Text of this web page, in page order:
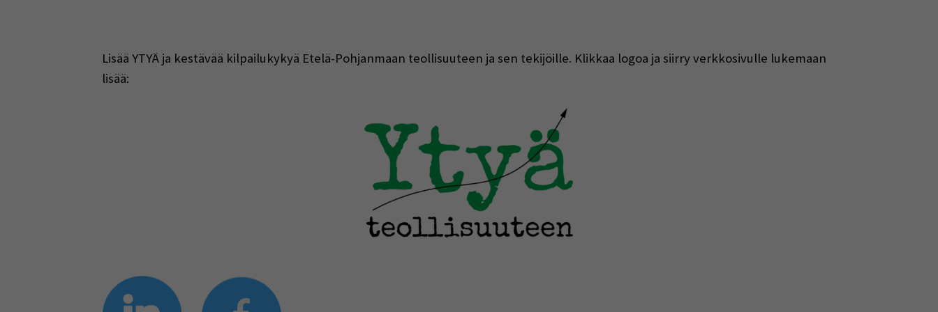
Lisää YTYÄ ja kestävää kilpailukykyä Etelä-Pohjanmaan teollisuuteen ja sen tekijöille. Klikkaa logoa ja siirry verkkosivulle lukemaan
lisää: